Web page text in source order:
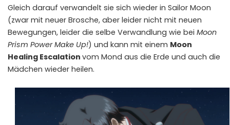
Gleich darauf verwandelt sie sich wieder in Sailor Moon
(zwar mit neuer Brosche, aber leider nicht mit neuen
Bewegungen, leider die selbe Verwandlung wie bei Moon
Prism Power Make Up!) und kann mit einem Moon
Healing Escalation vom Mond aus die Erde und auch die
Mädchen wieder heilen.